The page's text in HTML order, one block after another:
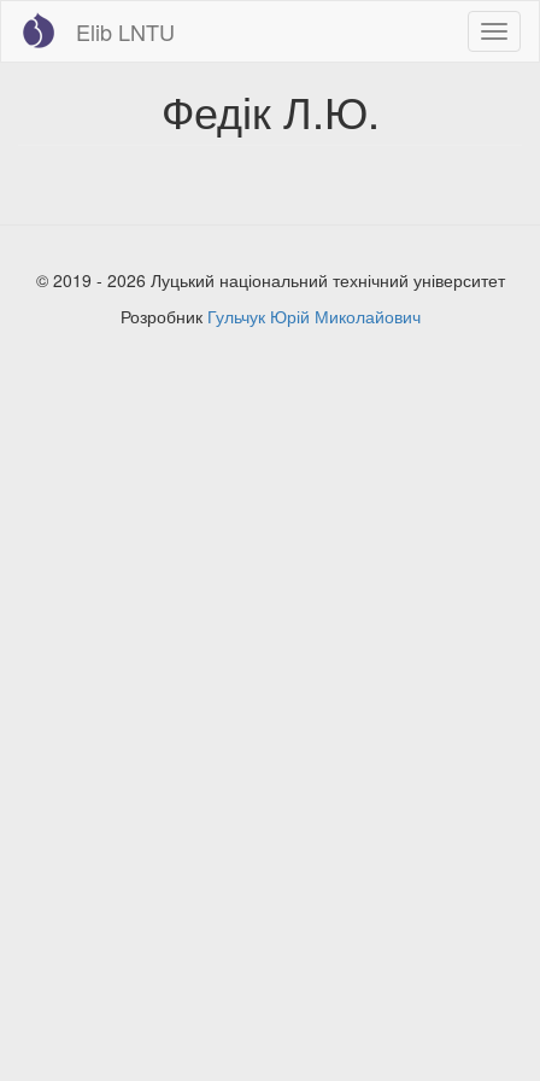
Перейти
Elib LNTU
Федік Л.Ю.
© 2019 - 2026 Луцький національний технічний університет
Розробник Гульчук Юрій Миколайович